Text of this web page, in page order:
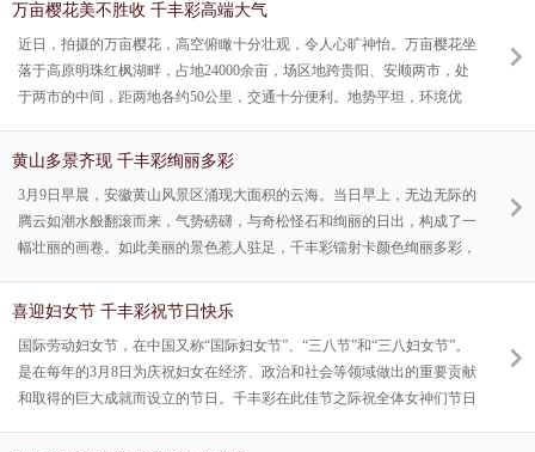
万亩樱花美不胜收 千丰彩高端大气
近日，拍摄的万亩樱花，高空俯瞰十分壮观，令人心旷神怡。万亩樱花坐
落于高原明珠红枫湖畔，占地24000余亩，场区地跨贵阳、安顺两市，处
于两市的中间，距两地各约50公里，交通十分便利。地势平坦，环境优
大到开花年龄，春天樱花盛开，成为黔中大地的一大奇观。
黄山多景齐现 千丰彩绚丽多彩
3月9日早晨，安徽黄山风景区涌现大面积的云海。当日早上，无边无际的
腾云如潮水般翻滚而来，气势磅礴，与奇松怪石和绚丽的日出，构成了一
幅壮丽的画卷。如此美丽的景色惹人驻足，千丰彩镭射卡颜色绚丽多彩，
选。
喜迎妇女节 千丰彩祝节日快乐
国际劳动妇女节，在中国又称“国际妇女节”、“三八节”和“三八妇女节”。
是在每年的3月8日为庆祝妇女在经济、政治和社会等领域做出的重要贡献
和取得的巨大成就而设立的节日。千丰彩在此佳节之际祝全体女神们节日